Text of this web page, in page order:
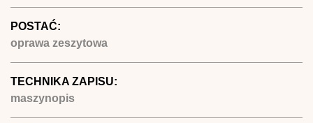
POSTAĆ:
oprawa zeszytowa
TECHNIKA ZAPISU:
maszynopis